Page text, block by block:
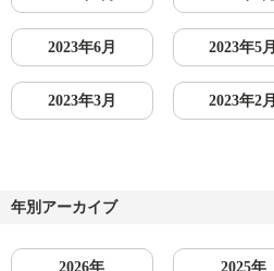
2023年6月 2023年5月
2023年3月 2023年2月
年別アーカイブ
2026年 2025年